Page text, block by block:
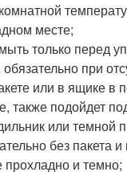
месте;
только перед
при
или в ящике в
также подойдет
или темной
без пакета
прохладно и темно;